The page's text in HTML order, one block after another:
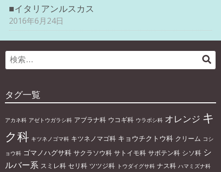
■イタリアンルスカス
2016年6月24日
Search
for:
検
タグ一覧
アカネ科 アゼトウガラシ科 アブラナ科 ウコギ科 ウラボシ科 オレンジ キ
ク科 キツネノゴマ科 キツネノマゴ科 キョウチクトウ科 クリーム コシ
ョウ科 ゴマノハグサ科 サクラソウ科 サトイモ科 サボテン科 シソ科 シ
ルバー系 スミレ科 セリ科 ツツジ科 トウダイグサ科 ナス科 ハマミズナ科